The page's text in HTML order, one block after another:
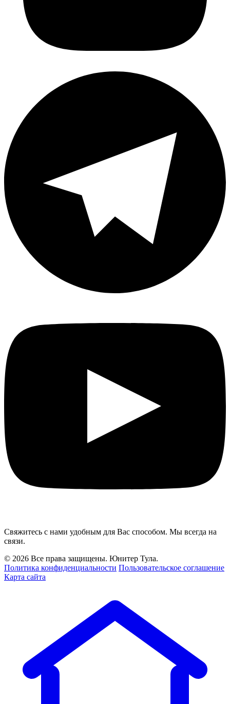
Свяжитесь с нами удобным для Вас способом. Мы всегда на
связи.
© 2026 Все права защищены. Юнитер Тула.
Политика конфиденциальности Пользовательское соглашение
Карта сайта